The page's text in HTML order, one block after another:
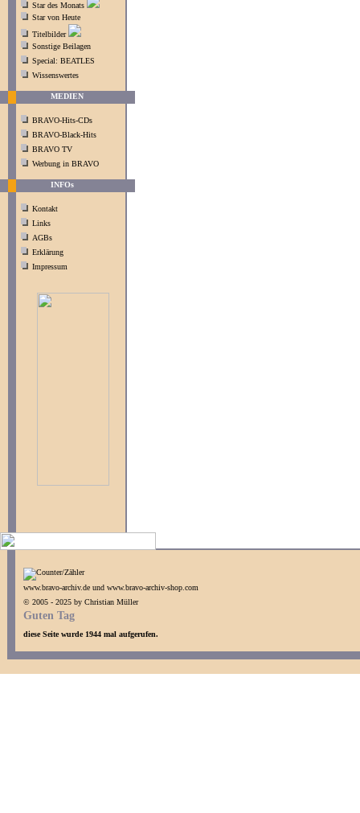
Star des Monats
Star von Heute
Titelbilder
Sonstige Beilagen
Special: BEATLES
Wissenswertes
MEDIEN
BRAVO-Hits-CDs
BRAVO-Black-Hits
BRAVO TV
Werbung in BRAVO
INFOs
Kontakt
Links
AGBs
Erklärung
Impressum
www.bravo-archiv.de und www.bravo-archiv-shop.com
© 2005 - 2025 by Christian Müller
Guten Tag
diese Seite wurde 1944 mal aufgerufen.